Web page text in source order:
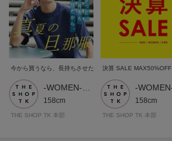
今から買うなら、長持ちさせたい！「真夏の旦那服」
158cm
THE SHOP TK 本部
決算 SALE MAX50%OFF
158cm
THE SHOP TK 本部